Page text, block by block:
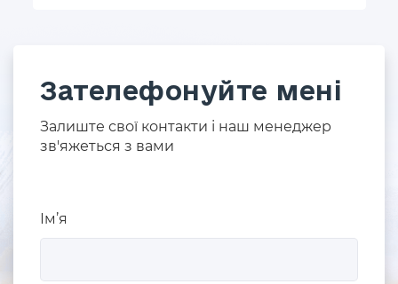
Зателефонуйте мені
Залиште свої контакти і наш менеджер
зв'яжеться з вами
Ім’я